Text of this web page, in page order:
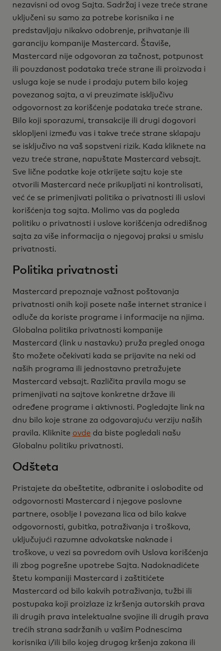
nezavisni od ovog Sajta. Sadržaj i veze treće strane
uključeni su samo za potrebe korisnika i ne
predstavljaju nikakvo odobrenje, prihvatanje ili
garanciju kompanije Mastercard. Štaviše,
Mastercard nije odgovoran za tačnost, potpunost
ili pouzdanost podataka treće strane ili proizvoda i
usluga koje se nude i prodaju putem bilo kojeg
povezanog sajta, a vi preuzimate isključivu
odgovornost za korišćenje podataka treće strane.
Bilo koji sporazumi, transakcije ili drugi dogovori
sklopljeni između vas i takve treće strane sklapaju
se isključivo na vaš sopstveni rizik. Kada kliknete na
vezu treće strane, napuštate Mastercard vebsajt.
Sve lične podatke koje otkrijete sajtu koje ste
otvorili Mastercard neće prikupljati ni kontrolisati,
već će se primenjivati politika o privatnosti ili uslovi
korišćenja tog sajta. Molimo vas da pogleda
politiku o privatnosti i uslove korišćenja odredišnog
sajta za više informacija o njegovoj praksi u smislu
privatnosti.
Politika privatnosti
Mastercard prepoznaje važnost poštovanja
privatnosti onih koji posete naše internet stranice i
odluče da koriste programe i informacije na njima.
Globalna politika privatnosti kompanije
Mastercard (link u nastavku) pruža pregled onoga
što možete očekivati kada se prijavite na neki od
naših programa ili jednostavno pretražujete
Mastercard vebsajt. Različita pravila mogu se
primenjivati na sajtove konkretne države ili
određene programe i aktivnosti. Pogledajte link na
dnu bilo koje strane za odgovarajuću verziju naših
pravila. Kliknite ovde da biste pogledali našu
Globalnu politiku privatnosti.
Odšteta
Pristajete da obeštetite, odbranite i oslobodite od
odgovornosti Mastercard i njegove poslovne
partnere, osoblje I povezana lica od bilo kakve
odgovornosti, gubitka, potraživanja i troškova,
uključujući razumne advokatske naknade i
troškove, u vezi sa povredom ovih Uslova korišćenja
ili zbog pogrešne upotrebe Sajta. Nadoknadićete
štetu kompaniji Mastercard i zaštitićete
Mastercard od bilo kakvih potraživanja, tužbi ili
postupaka koji proizlaze iz kršenja autorskih prava
ili drugih prava intelektualne svojine ili drugih prava
trećih strana sadržanih u vašim Podnescima
korisnika i/ili bilo kojeg drugog kršenja zakona ili